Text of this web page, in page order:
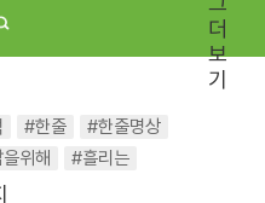
#한줄
#한줄명상
위해 #흘리는